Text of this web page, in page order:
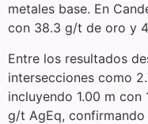
metales base. En
con 38.3 g/t de oro y
Entre los resultados
intersecciones como
incluyendo 1.00 m
g/t AgEq,